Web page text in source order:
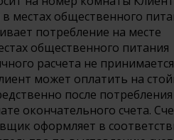
местах общественного
потребление на месте
общественного питания
расчета не
может оплатить на
после
окончательного счета.
оформляет в